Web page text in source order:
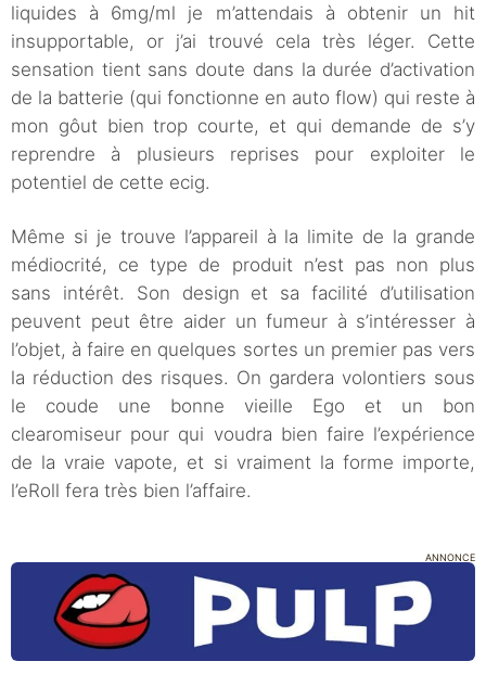
liquides à 6mg/ml je m’attendais à obtenir un hit
insupportable, or j’ai trouvé cela très léger. Cette
sensation tient sans doute dans la durée d’activation
de la batterie (qui fonctionne en auto flow) qui reste à
mon gôut bien trop courte, et qui demande de s’y
reprendre à plusieurs reprises pour exploiter le
potentiel de cette ecig.
Même si je trouve l’appareil à la limite de la grande
médiocrité, ce type de produit n’est pas non plus
sans intérêt. Son design et sa facilité d’utilisation
peuvent peut être aider un fumeur à s’intéresser à
l’objet, à faire en quelques sortes un premier pas vers
la réduction des risques. On gardera volontiers sous
le coude une bonne vieille Ego et un bon
clearomiseur pour qui voudra bien faire l’expérience
de la vraie vapote, et si vraiment la forme importe,
l’eRoll fera très bien l’affaire.
ANNONCE